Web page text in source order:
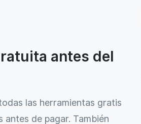
antes del
las herramientas gratis
antes de pagar. También